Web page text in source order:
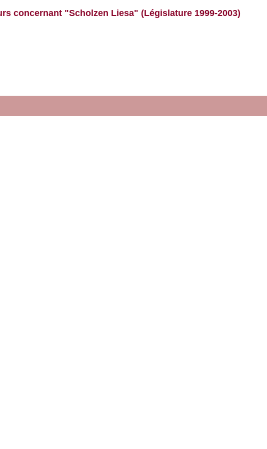
concernant "Scholzen Liesa" (Législature 1999-2003)